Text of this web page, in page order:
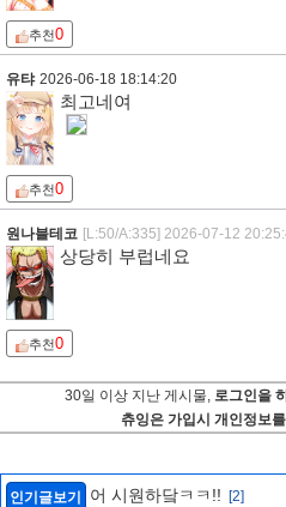
추천0
유탸 2026-06-18 18:14:20
최고네여
추천0
원나블테코 [L:50/A:335] 2026-07-12
상당히 부럽네요
추천0
30일 이상 지난 게시물, 로그인을
츄잉은 가입시 개인정보
인기글보기 어 시원하닼ㅋㅋ!! [2]